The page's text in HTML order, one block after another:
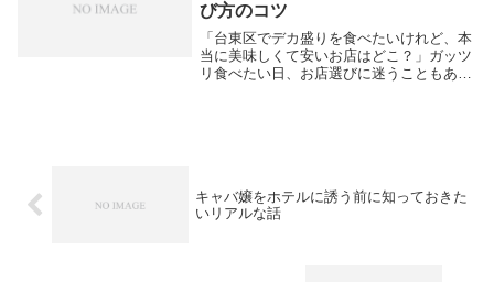
び方のコツ
「台東区でデカ盛りを食べたいけれど、本
当に美味しくて安いお店はどこ？」ガッツ
リ食べたい日、お店選びに迷うこともあり
キャバ嬢をホテルに誘う前に知っておきた
いリアルな話